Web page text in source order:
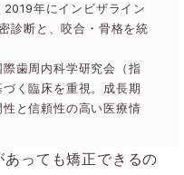
年にインビザライン
診断と、咬合・骨格を統
歯周内科学研究会（指
く臨床を重視。成長期
と信頼性の高い医療情
っても矯正できるの